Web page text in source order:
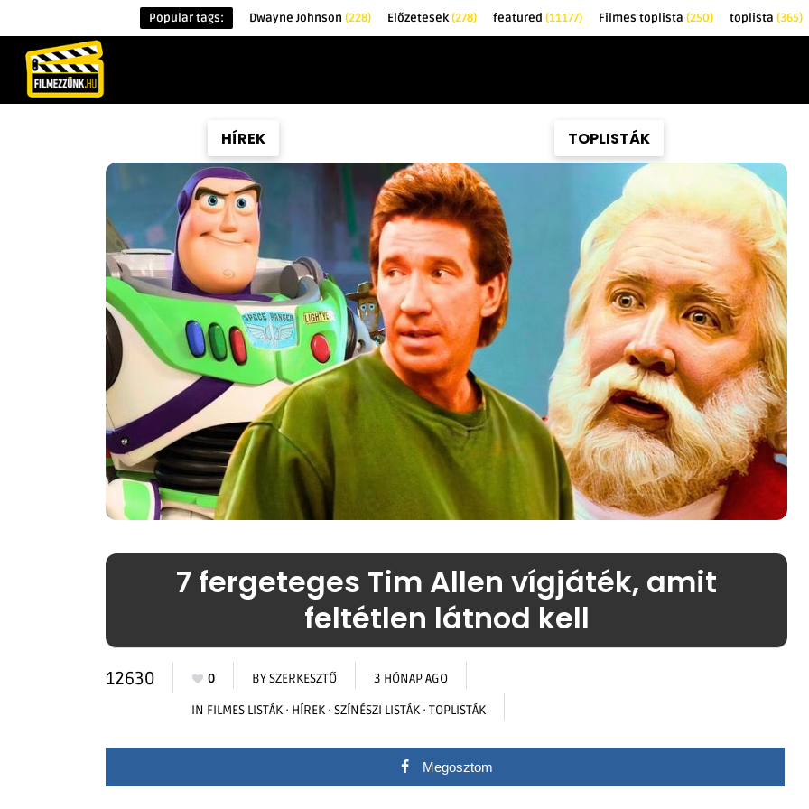
Popular tags: Dwayne Johnson (228) Előzetesek(278) featured (11177) Filmes toplista (250) toplista (365)
HÍREK TOPLISTÁK
7 fergeteges Tim Allen vígjáték, amit
feltétlen látnod kell
12630 0 BYSZERKESZTŐ 3 HÓNAP AGO
IN FILMES LISTÁK · HÍREK · SZÍNÉSZI LISTÁK · TOPLISTÁK
Megosztom